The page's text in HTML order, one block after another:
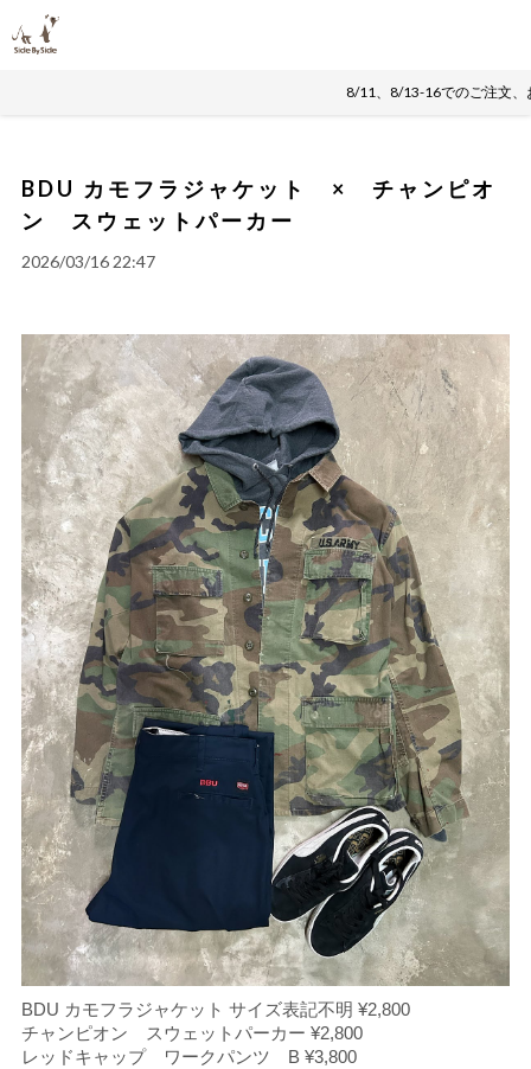
8/11、8/13-16でのご注文、
BDU カモフラジャケット × チャンピオ
ン スウェットパーカー
2026/03/16 22:47
BDU カモフラジャケット サイズ表記不明 ¥2,800
チャンピオン スウェットパーカー ¥2,800
レッドキャップ ワークパンツ B ¥3,800